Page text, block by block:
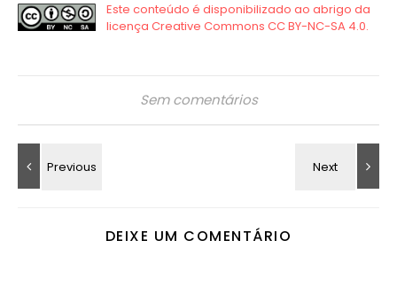
Sem comentários
DEIXE UM COMENTÁRIO